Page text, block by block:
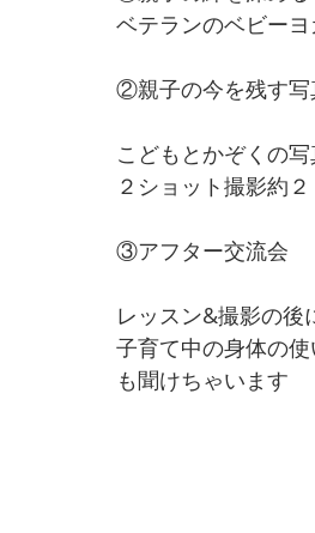
ベテランのベビー
②親子の今を残す写
こどもとかぞくの
２ショット撮影約
③アフター交流会
レッスン&撮影の
子育て中の身体の
も聞けちゃいます